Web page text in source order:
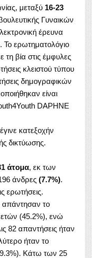
μεταξύ 16-23
Γυναικών
έρευνα
ερωτηματολόγιο
βία στις έμφυλες
κλειστού τύπου
δημογραφικών
είναι
DAPHNE
κατεξοχήν
δικτύωσης.
άτομα, εκ των
άνδρες (7.7%).
ερωτήσεις.
απάντησαν το
(45.2%), ενώ
82 απαντήσεις ήταν
ήταν το
(9.3%). Κάτω των 25